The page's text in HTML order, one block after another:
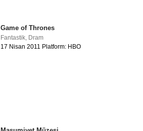
Game of Thrones
Fantastik, Dram
17 Nisan 2011 Platform: HBO